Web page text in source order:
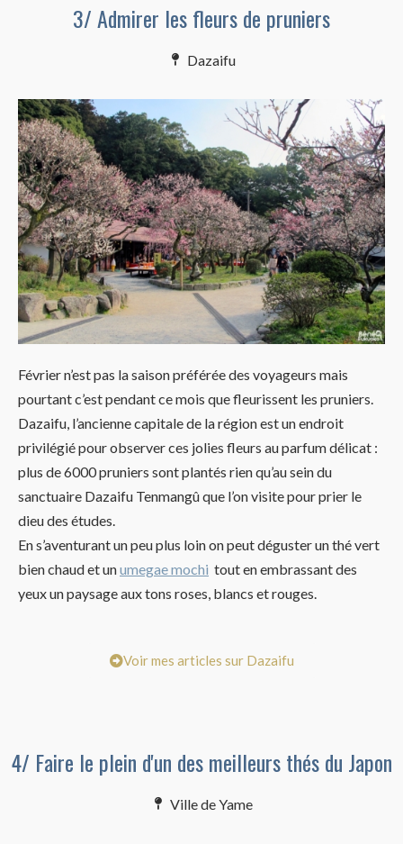
3/ Admirer les fleurs de pruniers
Dazaifu
Février n’est pas la saison préférée des voyageurs mais
pourtant c’est pendant ce mois que fleurissent les pruniers.
Dazaifu, l’ancienne capitale de la région est un endroit
privilégié pour observer ces jolies fleurs au parfum délicat :
plus de 6000 pruniers sont plantés rien qu’au sein du
sanctuaire Dazaifu Tenmangû que l’on visite pour prier le
dieu des études.
En s’aventurant un peu plus loin on peut déguster un thé vert
bien chaud et unumegae mochi tout en embrassant des
yeux un paysage aux tons roses, blancs et rouges.
Voir mes articles sur Dazaifu
4/ Faire le plein d'un des meilleurs thés du Japon
Ville de Yame